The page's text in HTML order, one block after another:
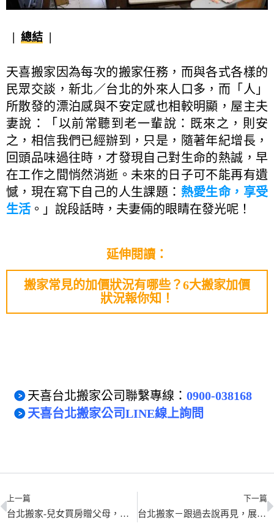
總結
天喜搬家因為每次的搬家任務，而與各式各樣的
民眾交談，新北／台北的外來人口多，而「人」
所散發的漂泊感與不安定感也相較明顯，屋主夫
妻說：「以前常聽到老一輩說：既來之，則安
之，相信我們已經辦到，只是，隨著年紀增長，
回頭品味過往時，才發現自己對生命的熱誠，早
在工作之間悄然消逝。未來的日子可不能再有遺
憾，現在寫下自己的人生課題： 熱愛生命，享受
生活 。」說段話時，夫妻倆的眼睛在發光呢！
延伸閱讀：
搬家常見的加價狀況有哪些？6大搬家加價
狀況報你知！
天喜台北搬家公司聯繫專線： 0900-038168
天喜台北搬家公司LINE線上詢問
上一篇
台北搬家-兒女買房贈父母，以表過往養育情
下一篇
台北搬家－跟過去說再見，展開人生新篇章